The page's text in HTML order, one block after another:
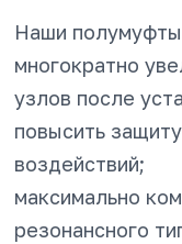
Наши
многократно
узлов после
повысить
воздействий;
максимально
резонансного